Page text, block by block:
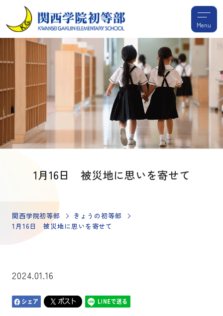
Menu
1月16日 被災地に思いを寄せて
関西学院初等部
きょうの初等部
1月16日 被災地に思いを寄せて
2024.01.16